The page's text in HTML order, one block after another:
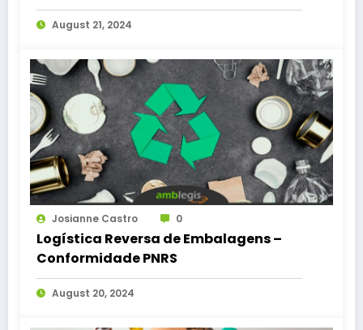
August 21, 2024
Josianne Castro 0
Logística Reversa de Embalagens –
Conformidade PNRS
August 20, 2024